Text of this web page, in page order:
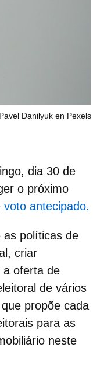
Danilyuk en Pexels
dia 30 de
o próximo
voto antecipado.
as políticas de
criar
a oferta de
de vários
propõe cada
para as
neste